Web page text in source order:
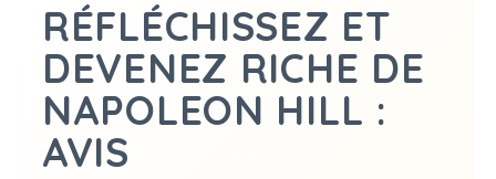
RÉFLÉCHISSEZ ET
DEVENEZ RICHE DE
NAPOLEON HILL :
AVIS